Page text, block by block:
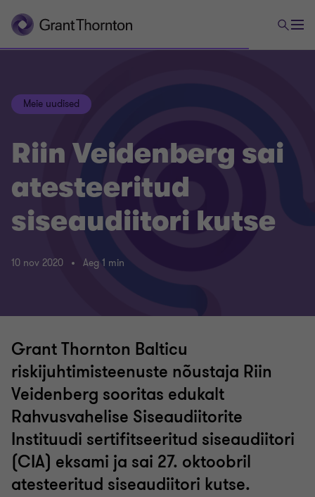
Meie uudised
Riin Veidenberg sai
atesteeritud
siseaudiitori kutse
10 nov 2020 Aeg 1 min
Grant Thornton Balticu
riskijuhtimisteenuste nõustaja Riin
Veidenberg sooritas edukalt
Rahvusvahelise Siseaudiitorite
Instituudi sertifitseeritud siseaudiitori
(CIA) eksami ja sai 27. oktoobril
atesteeritud siseaudiitori kutse.